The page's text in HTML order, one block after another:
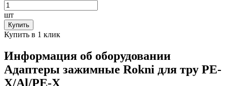
шт
Купить
Купить в 1 клик
Информация об оборудовании
Адаптеры зажимные Rokni для тру PE-
X/Al/PE-X